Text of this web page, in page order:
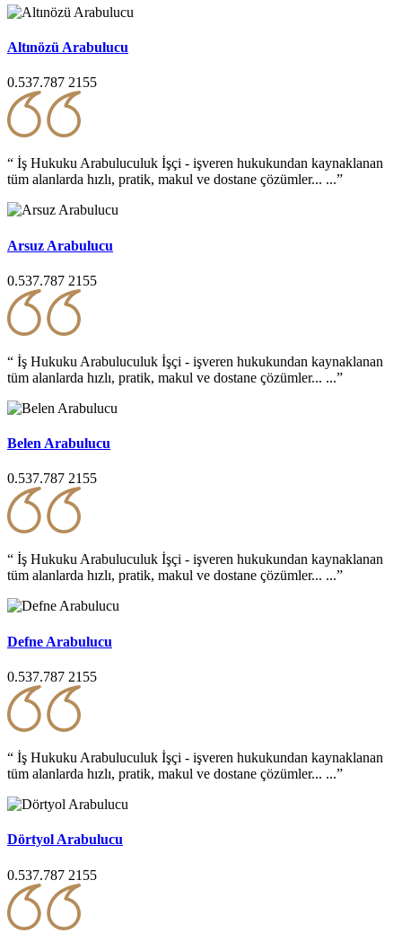
Altınözü Arabulucu
0.537.787 2155
“ İş Hukuku Arabuluculuk İşçi - işveren hukukundan kaynaklanan
tüm alanlarda hızlı, pratik, makul ve dostane çözümler... ...”
Arsuz Arabulucu
0.537.787 2155
“ İş Hukuku Arabuluculuk İşçi - işveren hukukundan kaynaklanan
tüm alanlarda hızlı, pratik, makul ve dostane çözümler... ...”
Belen Arabulucu
0.537.787 2155
“ İş Hukuku Arabuluculuk İşçi - işveren hukukundan kaynaklanan
tüm alanlarda hızlı, pratik, makul ve dostane çözümler... ...”
Defne Arabulucu
0.537.787 2155
“ İş Hukuku Arabuluculuk İşçi - işveren hukukundan kaynaklanan
tüm alanlarda hızlı, pratik, makul ve dostane çözümler... ...”
Dörtyol Arabulucu
0.537.787 2155